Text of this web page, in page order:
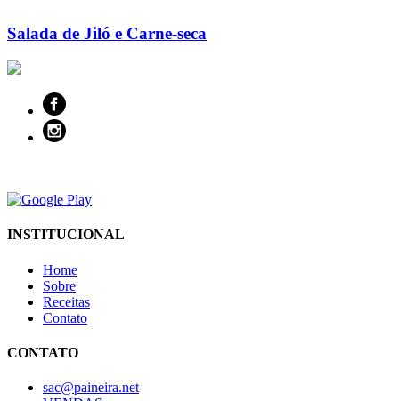
Salada de Jiló e Carne-seca
INSTITUCIONAL
Home
Sobre
Receitas
Contato
CONTATO
sac@paineira.net